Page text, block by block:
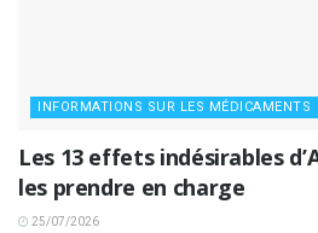
INFORMATIONS SUR LES MÉDICAMENTS
Les 13 effets indésirables
les prendre en charge
25/07/2026